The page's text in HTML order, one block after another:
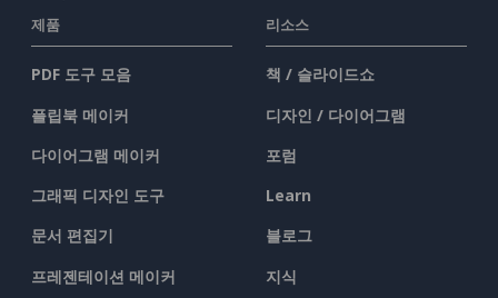
제품
PDF 도구 모음
플립북 메이커
다이어그램 메이커
그래픽 디자인 도구
문서 편집기
프레젠테이션 메이커
리소스
책 / 슬라이드쇼
디자인 / 다이어그램
포럼
Learn
블로그
지식